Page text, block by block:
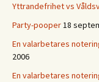
Yttrandefrihet vs
Party-pooper18
En valarbetares
2006
En valarbetares